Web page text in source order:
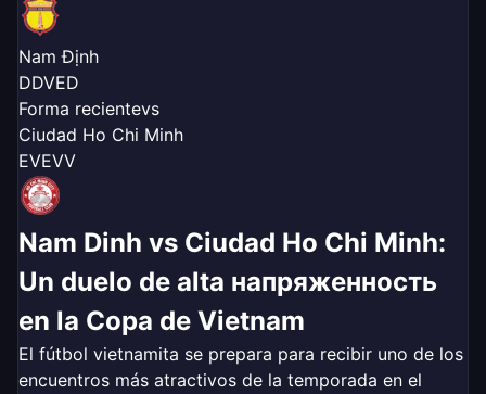
Nam Định
DDVED
Forma recientevs
Ciudad Ho Chi Minh
EVEVV
Nam Dinh vs Ciudad Ho Chi Minh:
Un duelo de alta напряженность
en la Copa de Vietnam
El fútbol vietnamita se prepara para recibir uno de los
encuentros más atractivos de la temporada en el